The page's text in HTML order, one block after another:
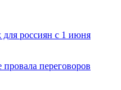
россиян с 1 июня
переговоров